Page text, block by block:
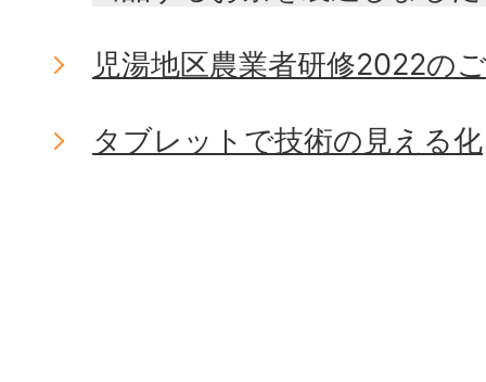
児湯地区農業者研修2022の
タブレットで技術の見える化